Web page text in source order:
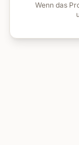
Wenn das